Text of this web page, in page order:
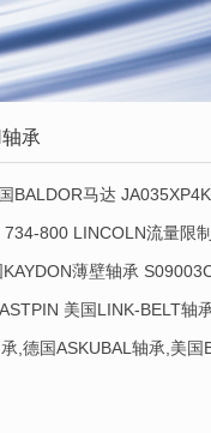
承
BALDOR马达 JA035XP4K
800 LINCOLN流量限
薄壁轴承
美国LINK-BELT轴
,德国ASKUBAL轴承,美国